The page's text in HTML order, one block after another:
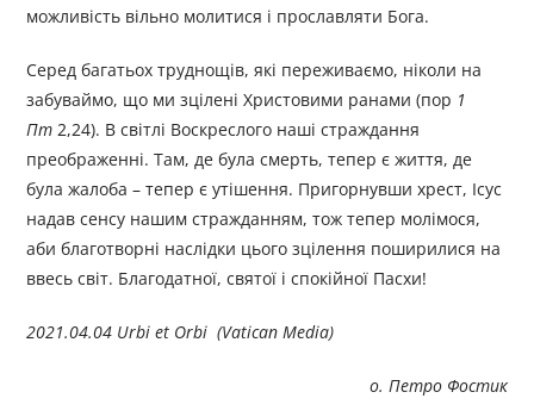
можливість вільно молитися і прославляти Бога.
Серед багатьох труднощів, які переживаємо, ніколи на
забуваймо, що ми зцілені Христовими ранами (пор 1
Пт 2,24). В світлі Воскреслого наші страждання
преображенні. Там, де була смерть, тепер є життя, де
була жалоба – тепер є утішення. Пригорнувши хрест, Ісус
надав сенсу нашим стражданням, тож тепер молімося,
аби благотворні наслідки цього зцілення поширилися на
ввесь світ. Благодатної, святої і спокійної Пасхи!
2021.04.04 Urbi et Orbi (Vatican Media)
о. Петро Фостик